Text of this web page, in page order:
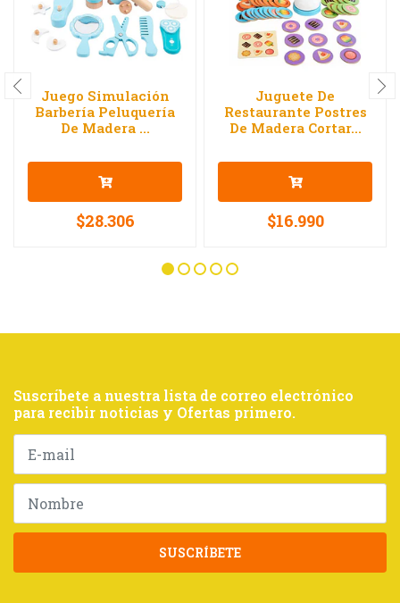
Juego Simulación
Barbería Peluquería
De Madera ...
$28.306
Juguete De
Restaurante Postres
De Madera Cortar...
$16.990
Suscríbete a nuestra lista de correo electrónico
para recibir noticias y Ofertas primero.
SUSCRÍBETE